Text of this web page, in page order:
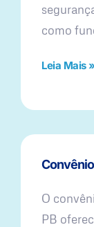
como
Leia Mais »
O
PB